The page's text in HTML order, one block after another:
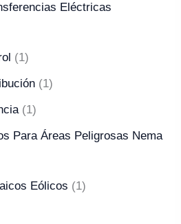
Eléctricas
1
1
1
Para Áreas Peligrosas Nema
Eólicos 1